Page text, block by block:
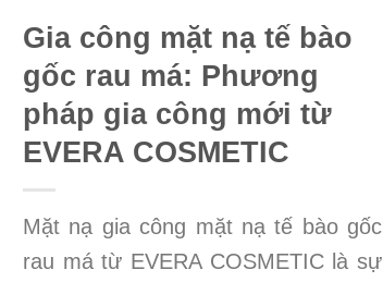
Gia công mặt nạ tế bào
gốc rau má: Phương
pháp gia công mới từ
EVERA COSMETIC
Mặt nạ gia công mặt nạ tế bào gốc
rau má từ EVERA COSMETIC là sự